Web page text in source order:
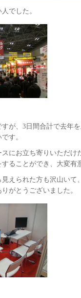
でした。
が、3日間合計で去年
す。
にお立ち寄りいただけ
ることができ、大変有
えられた方も沢山いて
がとうございました。